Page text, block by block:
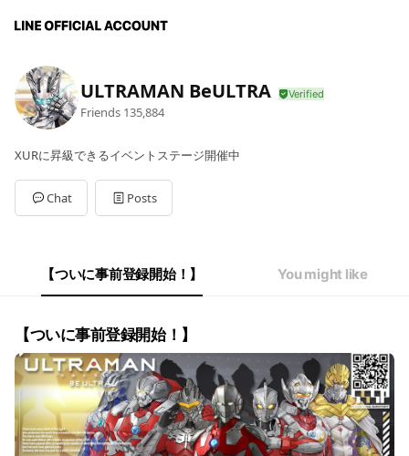
ULTRAMAN BeULTRA
Friends 135,884
XURに昇級できるイベントステージ開催中
Chat Posts
【ついに事前登録開始！】 You might like
【ついに事前登録開始！】